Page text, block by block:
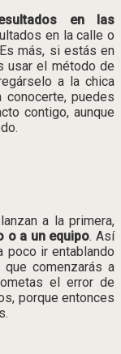
en las
en la calle o
más, si estás en
usar el método de
a la chica
puedes
contigo, aunque
a la primera,
o a un equipo. Así
poco ir entablando
comenzarás a
el error de
porque entonces